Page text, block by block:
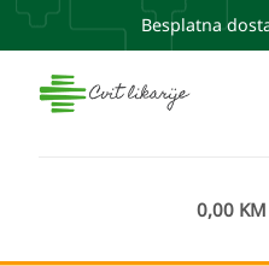
Besplatna
0,00 KM